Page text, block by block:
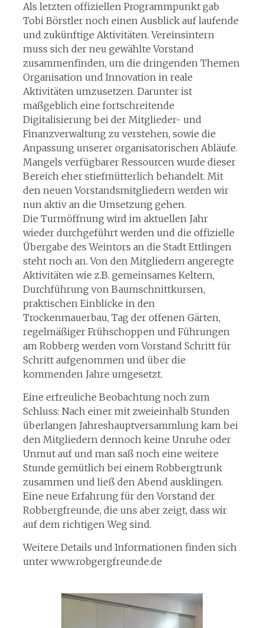
Als letzten offiziellen Programmpunkt gab
Tobi Börstler noch einen Ausblick auf laufende
und zukünftige Aktivitäten. Vereinsintern
muss sich der neu gewählte Vorstand
zusammenfinden, um die dringenden Themen
Organisation und Innovation in reale
Aktivitäten umzusetzen. Darunter ist
maßgeblich eine fortschreitende
Digitalisierung bei der Mitglieder- und
Finanzverwaltung zu verstehen, sowie die
Anpassung unserer organisatorischen Abläufe.
Mangels verfügbarer Ressourcen wurde dieser
Bereich eher stiefmütterlich behandelt. Mit
den neuen Vorstandsmitgliedern werden wir
nun aktiv an die Umsetzung gehen.
Die Turmöffnung wird im aktuellen Jahr
wieder durchgeführt werden und die offizielle
Übergabe des Weintors an die Stadt Ettlingen
steht noch an. Von den Mitgliedern angeregte
Aktivitäten wie z.B. gemeinsames Keltern,
Durchführung von Baumschnittkursen,
praktischen Einblicke in den
Trockenmauerbau, Tag der offenen Gärten,
regelmäßiger Frühschoppen und Führungen
am Robberg werden vom Vorstand Schritt für
Schritt aufgenommen und über die
kommenden Jahre umgesetzt.
Eine erfreuliche Beobachtung noch zum
Schluss: Nach einer mit zweieinhalb Stunden
überlangen Jahreshauptversammlung kam bei
den Mitgliedern dennoch keine Unruhe oder
Unmut auf und man saß noch eine weitere
Stunde gemütlich bei einem Robbergtrunk
zusammen und ließ den Abend ausklingen.
Eine neue Erfahrung für den Vorstand der
Robbergfreunde, die uns aber zeigt, dass wir
auf dem richtigen Weg sind.
Weitere Details und Informationen finden sich
unter www.robgergfreunde.de